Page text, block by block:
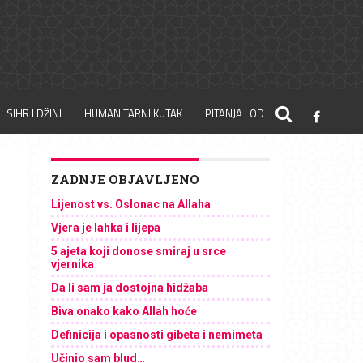
SIHR I DŽINI HUMANITARNI KUTAK PITANJA I ODGOVORI
ZADNJE OBJAVLJENO
Lijenost vs. Oslonac na Allaha
Vjera je lahka i lijepa
5 ajeta koji donose smiraj u srce
vjernika
Da li sam ja dostojna hidžaba
Biva onako kako Allah hoće
Definicija i opasnosti gibeta i nemimeta
Učinio sam blud…